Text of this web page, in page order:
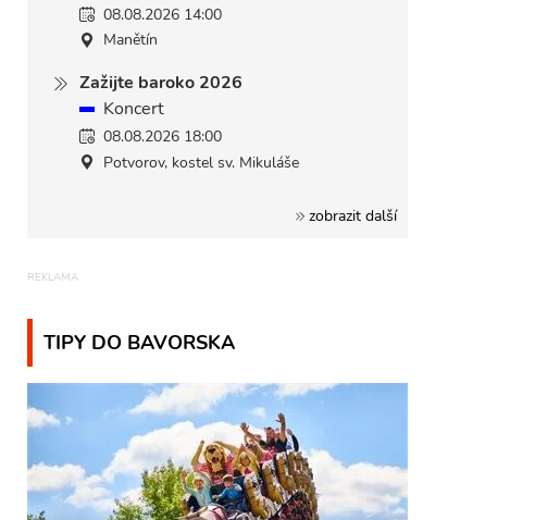
08.08.2026 14:00
Manětín
Zažijte baroko 2026
Koncert
08.08.2026 18:00
Potvorov, kostel sv. Mikuláše
zobrazit další
TIPY DO BAVORSKA